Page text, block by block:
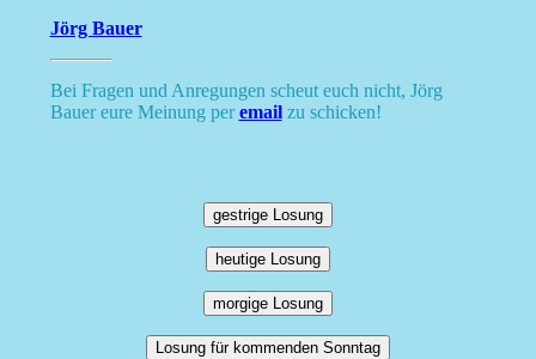
Jörg Bauer
Bei Fragen und Anregungen scheut euch nicht, Jörg
Bauer eure Meinung peremailzu schicken!
gestrige Losung
heutige Losung
morgige Losung
Losung für kommenden Sonntag